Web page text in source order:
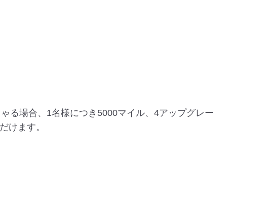
る場合、1名様につき5000マイル、4アップグレー
けます。